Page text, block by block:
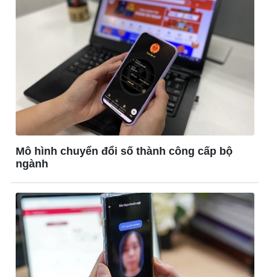
Kinh tế
Bất động sản
Khởi nghiệp
Thị trường
Giá vàng
Tiêu dùng
Tỷ giá
Chứng khoán
Mô hình chuyển đổi số thành công cấp bộ
ngành